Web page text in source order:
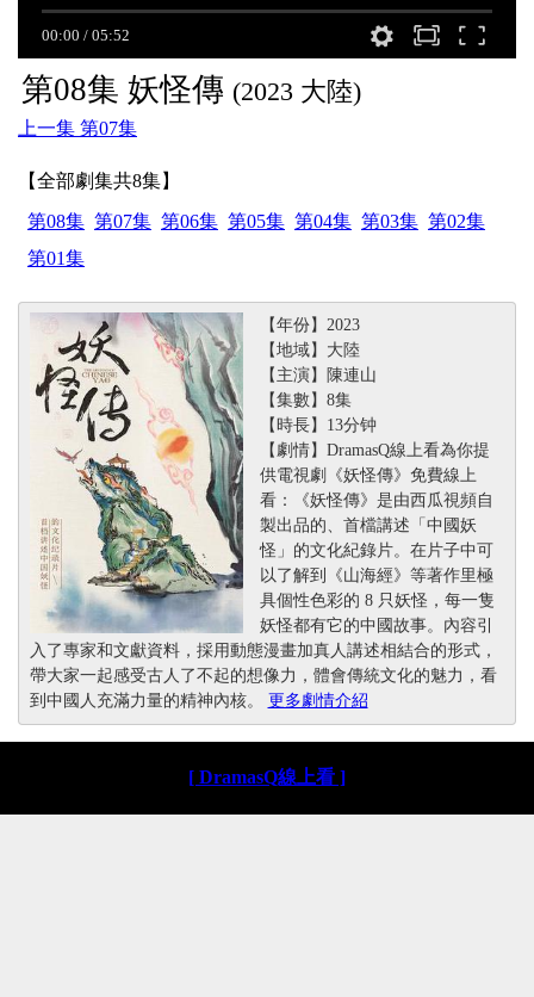
00:00 / 05:52
第08集 妖怪傳 (2023 大陸)
上一集 第07集
【全部劇集共8集】
第08集 第07集 第06集 第05集 第04集 第03集 第02集
第01集
【年份】2023
【地域】大陸
【主演】陳連山
【集數】8集
【時長】13分钟
【劇情】DramasQ線上看為你提
供電視劇《妖怪傳》免費線上
看：《妖怪傳》是由西瓜視頻自
製出品的、首檔講述「中國妖
怪」的文化紀錄片。在片子中可
以了解到《山海經》等著作里極
具個性色彩的 8 只妖怪，每一隻
妖怪都有它的中國故事。內容引
入了專家和文獻資料，採用動態漫畫加真人講述相結合的形式，
帶大家一起感受古人了不起的想像力，體會傳統文化的魅力，看
到中國人充滿力量的精神內核。 更多劇情介紹
[ DramasQ線上看 ]